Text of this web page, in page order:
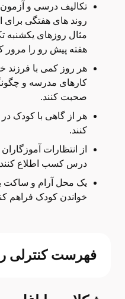
تکالیف درسی و آزمون
روند های هفتگی برای
مثال روزهای یکشنبه
هفته پیش رو را مرور
هر روز کمی با فرزند
کارهای مدرسه و
صحبت کنند.
هر از گاهی با کودک
کنند.
از انتظارات
درس کسب اطلاع
یک محل آرام و ساکت
خواندن کودک فراهم
فهرست کنترلی